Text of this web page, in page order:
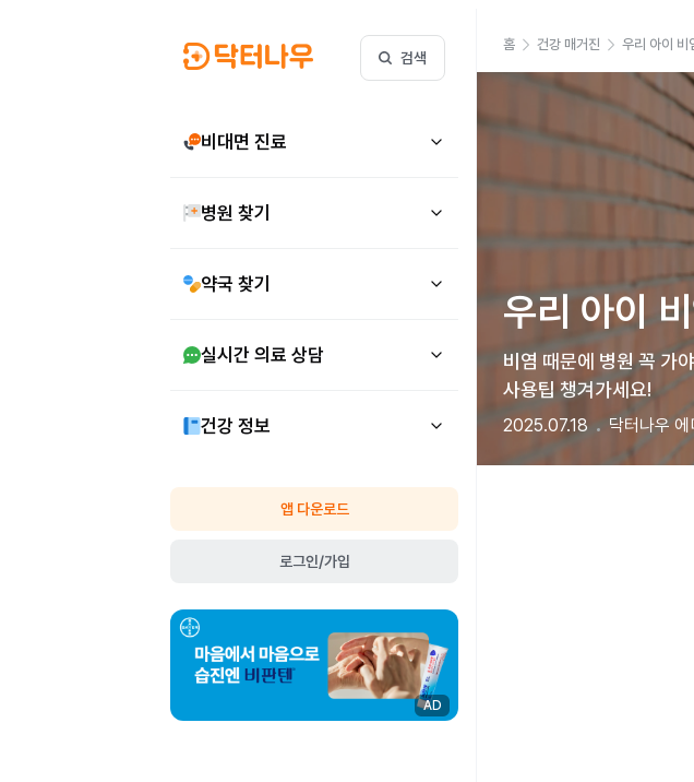
검색
비대면 진료
병원 찾기
약국 찾기
실시간 의료 상담
건강 정보
앱 다운로드
로그인/가입
AD
홈 건강 매거진 우리 아이 비
우리 아이
비염 때문에 병원 꼭 가
사용팁 챙겨가세요!
2025.07.18 닥터나우 에